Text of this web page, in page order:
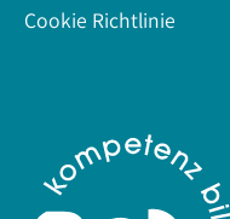
Cookie Richtlinie